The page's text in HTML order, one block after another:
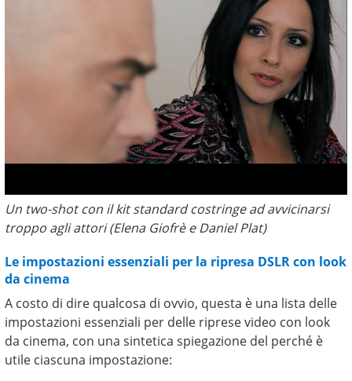
Un two-shot con il kit standard costringe ad avvicinarsi
troppo agli attori (Elena Giofrè e Daniel Plat)
Le impostazioni essenziali per la ripresa DSLR con look
da cinema
A costo di dire qualcosa di ovvio, questa è una lista delle
impostazioni essenziali per delle riprese video con look
da cinema, con una sintetica spiegazione del perché è
utile ciascuna impostazione: